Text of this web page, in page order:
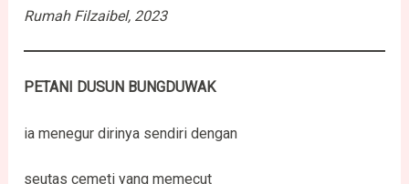
Rumah Filzaibel, 2023
PETANI DUSUN BUNGDUWAK
ia menegur dirinya sendiri dengan
seutas cemeti yang memecut